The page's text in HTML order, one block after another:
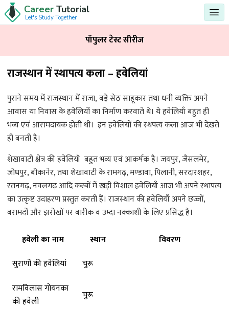
Career Tutorial
Let's Study Together
राजस्थान में स्थापत्य कला – हवेलियां
पुराने समय में राजस्थान में राजा, बड़े सेठ साहूकार तथा धनी व्यक्ति अपने
आवास या निवास के हवेलियों का निर्माण करवाते थे। ये हवेलियाँ बहुत ही
भव्य एवं आरामदायक होती थी। इन हवेलियों की स्थपत्य कला आज भी देखते
ही बनती है।
शेखावाटी क्षेत्र की हवेलियाँ बहुत भव्य एवं आकर्षक है। जयपुर, जैसलमेर,
जोधपुर, बीकानेर, तथा शेखावाटी के रामगढ़, मण्डावा, पिलानी, सरदारशहर,
रतनगढ़, नवलगढ़ आदि कस्बों में खड़ी विशाल हवेलियाँ आज भी अपने स्थापत्य
का उत्कृष्ट उदाहरण प्रस्तुत करती हैं। राजस्थान की हवेलियाँ अपने छज्जों,
बरामदों और झरोखों पर बारीक व उम्दा नक्काशी के लिए प्रसिद्ध हैं।
हवेली का नाम स्थान
विवरण
सुराणों की हवेलियां
चुरू
रामविलास गोयनका
की हवेली
चुरू
पॉपुलर टेस्ट सीरीज